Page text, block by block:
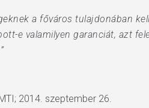
a főváros tulajdonában
e valamilyen garanciát, azt
2014. szeptember 26.